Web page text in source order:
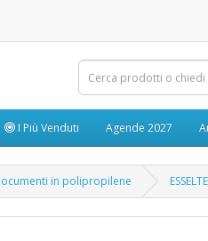
I Più Venduti Agende 2027
in polipropilene